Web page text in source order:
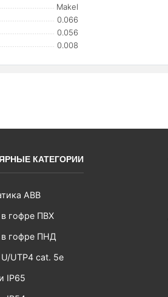
Makel
0.066
0.056
0.008
КАТЕГОРИИ
ABB
в гофре ПВХ
в гофре ПНД
UTP4 cat. 5e
IP65